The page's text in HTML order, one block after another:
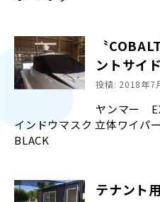
〝
ントサイ
投稿: 2018年7
ヤンマー
インドウマスク 立体ワイパ
BLACK
テナント